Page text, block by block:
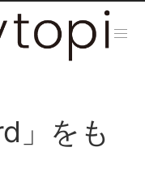
」をも